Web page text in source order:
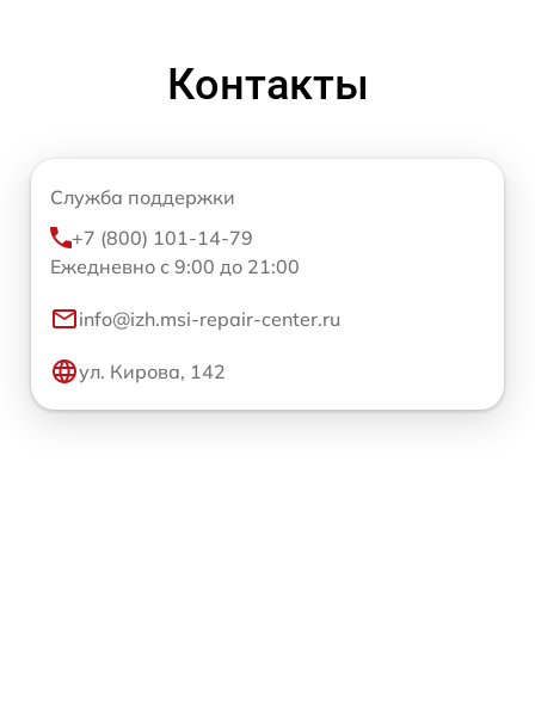
Контакты
Служба поддержки
+7 (800) 101-14-79
Ежедневно с 9:00 до 21:00
info@izh.msi-repair-center.ru
ул. Кирова, 142